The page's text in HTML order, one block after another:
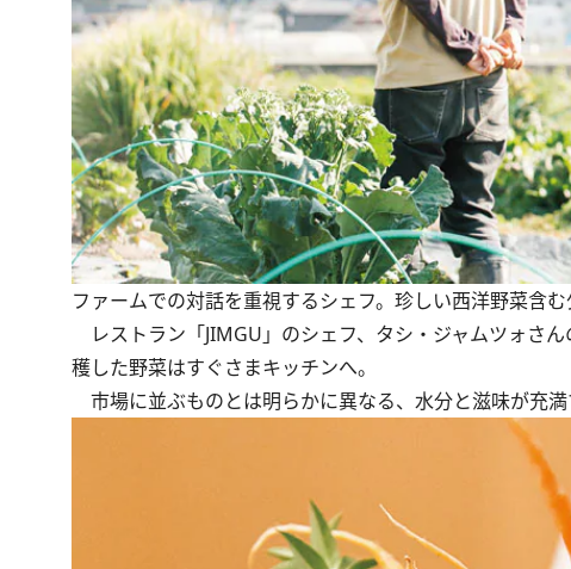
ファームでの対話を重視するシェフ。珍しい西洋野菜含
レストラン「JIMGU」のシェフ、タシ・ジャムツォさ
穫した野菜はすぐさまキッチンへ。
市場に並ぶものとは明らかに異なる、水分と滋味が充